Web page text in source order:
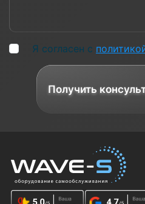
Я согласен с
Получить